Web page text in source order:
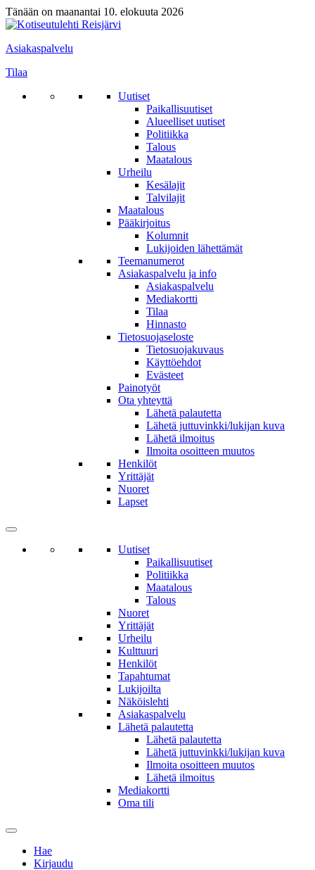
Tänään on maanantai 10. elokuuta 2026
Asiakaspalvelu
Tilaa
Uutiset
Paikallisuutiset
Alueelliset uutiset
Politiikka
Talous
Maatalous
Urheilu
Kesälajit
Talvilajit
Maatalous
Pääkirjoitus
Kolumnit
Lukijoiden lähettämät
Teemanumerot
Asiakaspalvelu ja info
Asiakaspalvelu
Mediakortti
Tilaa
Hinnasto
Tietosuojaseloste
Tietosuojakuvaus
Käyttöehdot
Evästeet
Painotyöt
Ota yhteyttä
Lähetä palautetta
Lähetä juttuvinkki/lukijan kuva
Lähetä ilmoitus
Ilmoita osoitteen muutos
Henkilöt
Yrittäjät
Nuoret
Lapset
Uutiset
Paikallisuutiset
Politiikka
Maatalous
Talous
Nuoret
Yrittäjät
Urheilu
Kulttuuri
Henkilöt
Tapahtumat
Lukijoilta
Näköislehti
Asiakaspalvelu
Lähetä palautetta
Lähetä palautetta
Lähetä juttuvinkki/lukijan kuva
Ilmoita osoitteen muutos
Lähetä ilmoitus
Mediakortti
Oma tili
Hae
Kirjaudu